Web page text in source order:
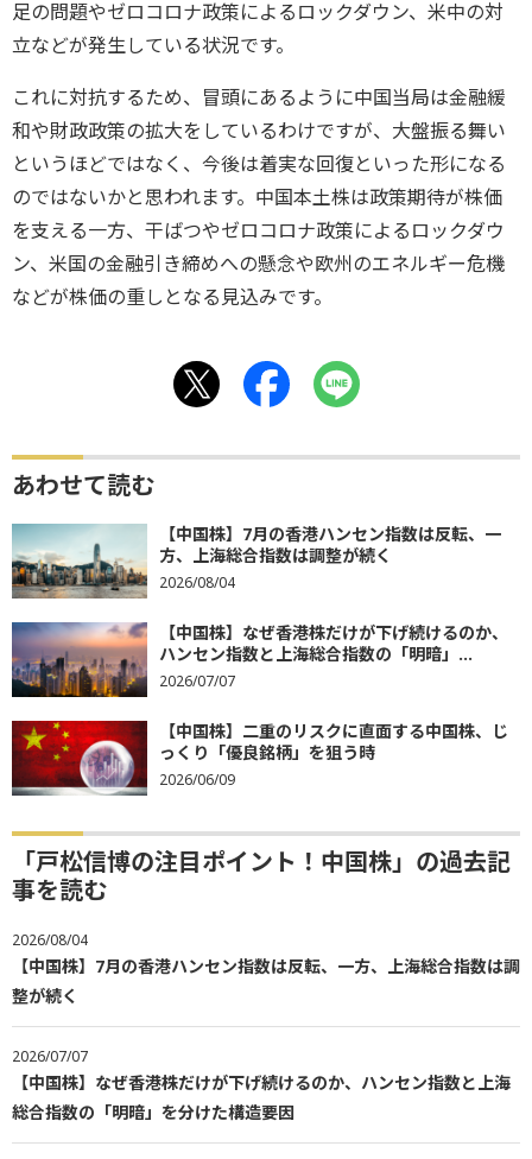
足の問題やゼロコロナ政策によるロックダウン、米中の対
立などが発生している状況です。
これに対抗するため、冒頭にあるように中国当局は金融緩
和や財政政策の拡大をしているわけですが、大盤振る舞い
というほどではなく、今後は着実な回復といった形になる
のではないかと思われます。中国本土株は政策期待が株価
を支える一方、干ばつやゼロコロナ政策によるロックダウ
ン、米国の金融引き締めへの懸念や欧州のエネルギー危機
などが株価の重しとなる見込みです。
あわせて読む
【中国株】7月の香港ハンセン指数は反転、一
方、上海総合指数は調整が続く
2026/08/04
【中国株】なぜ香港株だけが下げ続けるのか、
ハンセン指数と上海総合指数の「明暗」...
2026/07/07
【中国株】二重のリスクに直面する中国株、じ
っくり「優良銘柄」を狙う時
2026/06/09
「戸松信博の注目ポイント！中国株」の過去記
事を読む
2026/08/04
【中国株】7月の香港ハンセン指数は反転、一方、上海総合指数は調
整が続く
2026/07/07
【中国株】なぜ香港株だけが下げ続けるのか、ハンセン指数と上海
総合指数の「明暗」を分けた構造要因